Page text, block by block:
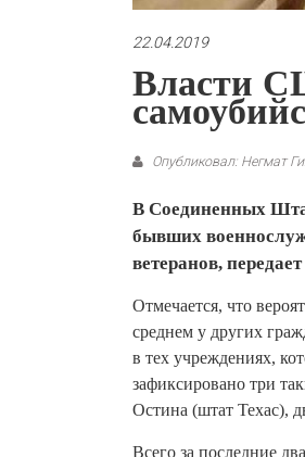
22.04.2019
Власти
Опубликовал: Негмат
В Соединенных
бывших
ветеранов, передает
Отмечается, что
среднем у других
в тех учреждениях,
зафиксировано три
Остина (штат Техас),
Всего за последние